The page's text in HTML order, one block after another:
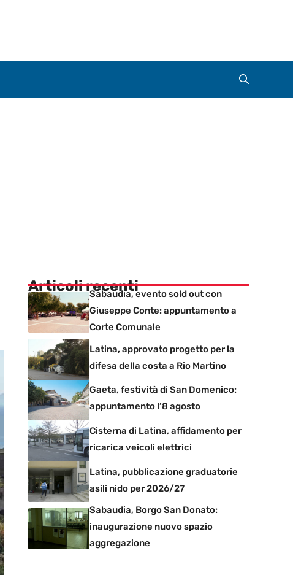
Articoli recentiSabaudia, evento sold out con
Giuseppe Conte: appuntamento a
Corte Comunale
Latina, approvato progetto per la
difesa della costa a Rio Martino
Gaeta, festività di San Domenico:
appuntamento l’8 agosto
Cisterna di Latina, affidamento per
ricarica veicoli elettrici
Latina, pubblicazione graduatorie
asili nido per 2026/27
Sabaudia, Borgo San Donato:
inaugurazione nuovo spazio
aggregazione